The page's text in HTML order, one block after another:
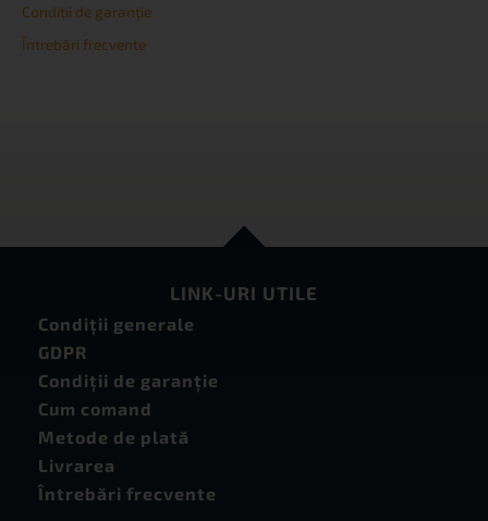
Condiţii de garanţie
Întrebări frecvente
LINK-URI UTILE
Condiţii generale
GDPR
Condiţii de garanţie
Cum comand
Metode de plată
Livrarea
Întrebări frecvente